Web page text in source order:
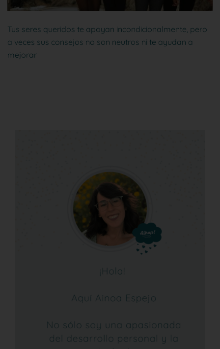
Tus seres queridos te apoyan incondicionalmente, pero
a veces sus consejos no son neutros ni te ayudan a
mejorar